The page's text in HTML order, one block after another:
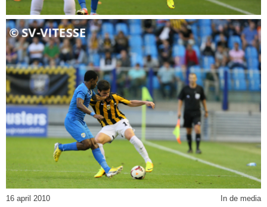
16 april 2010 In de media